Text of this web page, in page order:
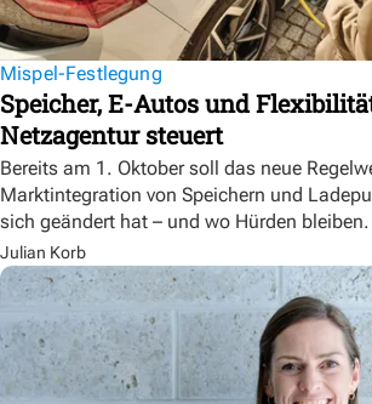
Mispel-Festlegung
Speicher, E-Autos und
Netzagentur steuert
Bereits am 1. Oktober soll das neue
Marktintegration von Speichern und
sich geändert hat – und wo Hürden bleiben.
Julian Korb